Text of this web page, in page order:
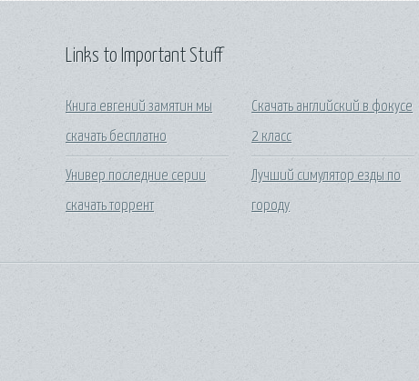
Links to Important Stuff
Книга евгений замятин мы
скачать бесплатно
Универ последние серии
скачать торрент
Скачать английский в фокусе
2 класс
Лучший симулятор езды по
городу